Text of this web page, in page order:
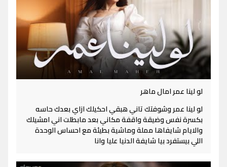
لو لينا عمر امال ماهر
لو لينا عمر وشوفتك تاني هبقي احكيلك ازاي بعدك حاسه
بكسرة نفس وضيقة واقفة مكاني بعد مابطلت اني امشيلك
والايام شايفاها مملة وماشية بطيئة مع احساس الوحدة
اللي بيستفرد بيا شايفة الدنيا عليا وانا